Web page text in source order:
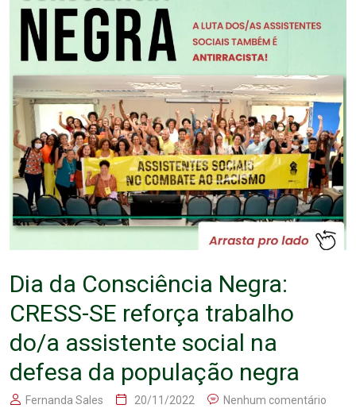
Dia da Consciência Negra:
CRESS-SE reforça trabalho
do/a assistente social na
defesa da população negra
Fernanda Sales 20/11/2022 Nenhum comentário